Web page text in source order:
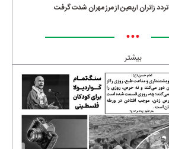
تردد زائران اربعین از مرز مهران شدت گرفت
•••
بیشتر